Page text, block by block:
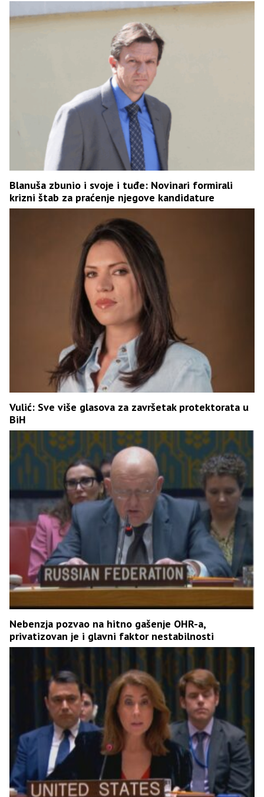
Blanuša zbunio i svoje i tuđe: Novinari formirali
krizni štab za praćenje njegove kandidature
Vulić: Sve više glasova za završetak protektorata u
BiH
Nebenzja pozvao na hitno gašenje OHR-a,
privatizovan je i glavni faktor nestabilnosti